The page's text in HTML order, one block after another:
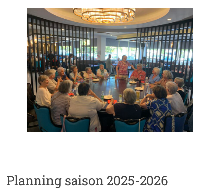
Planning saison 2025-2026